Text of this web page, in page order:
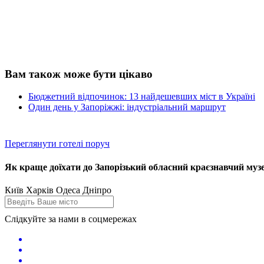
Вам також може бути цікаво
Бюджетний відпочинок: 13 найдешевших міст в Україні
Один день у Запоріжжі: індустріальний маршрут
Переглянути готелі поруч
Як краще доїхати до Запорізький обласний краєзнавчий
Київ Харків Одеса Дніпро
Слідкуйте за нами в соцмережах